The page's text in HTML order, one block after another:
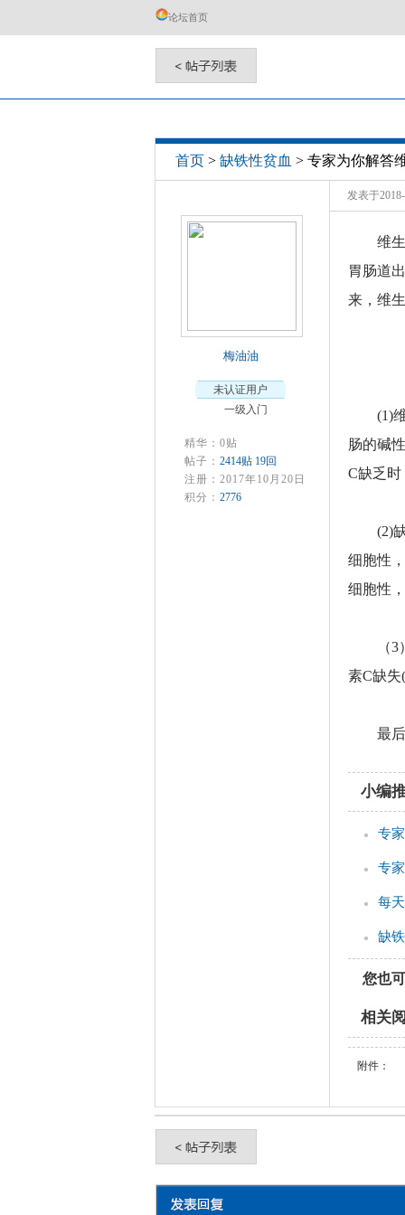
论坛首页
首页 > 缺铁性贫血 > 专家为你解答
梅油油
未认证用户
一级入门
精华：0贴
帖子： 2414贴 19回
注册：2017年10月20日
积分： 2776
发表于
维
胃肠道
来，维
(1)
肠的碱
C缺乏
(2)
细胞性
细胞性
（3
素C缺
最
小编
专
专
每
缺
您也
相关
附件：